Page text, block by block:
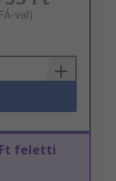
val)
Ft feletti